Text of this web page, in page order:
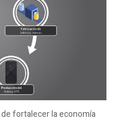
fortalecer la economía